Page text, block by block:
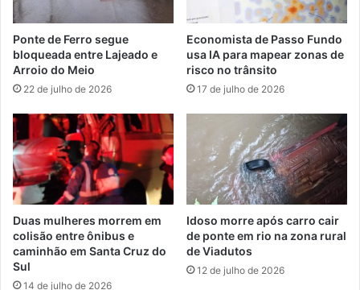
Ponte de Ferro segue
bloqueada entre Lajeado e
Arroio do Meio
22 de julho de 2026
Economista de Passo Fundo
usa IA para mapear zonas de
risco no trânsito
17 de julho de 2026
Duas mulheres morrem em
colisão entre ônibus e
caminhão em Santa Cruz do
Sul
14 de julho de 2026
Idoso morre após carro cair
de ponte em rio na zona rural
de Viadutos
12 de julho de 2026